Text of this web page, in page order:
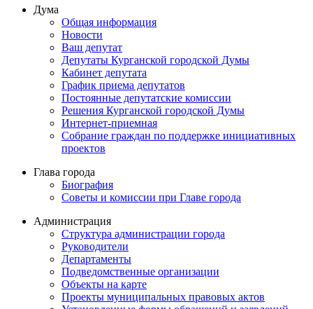
Дума
Общая информация
Новости
Ваш депутат
Депутаты Курганской городской Думы
Кабинет депутата
График приема депутатов
Постоянные депутатские комиссии
Решения Курганской городской Думы
Интернет-приемная
Собрание граждан по поддержке инициативных
проектов
Глава города
Биография
Советы и комиссии при Главе города
Администрация
Структура администрации города
Руководители
Департаменты
Подведомственные организации
Объекты на карте
Проекты муниципальных правовых актов